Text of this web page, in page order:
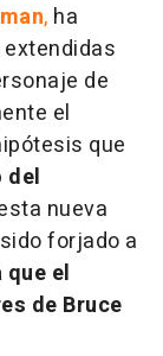
, ha
de
el
que
del
nueva
forjado a
que el
de Bruce